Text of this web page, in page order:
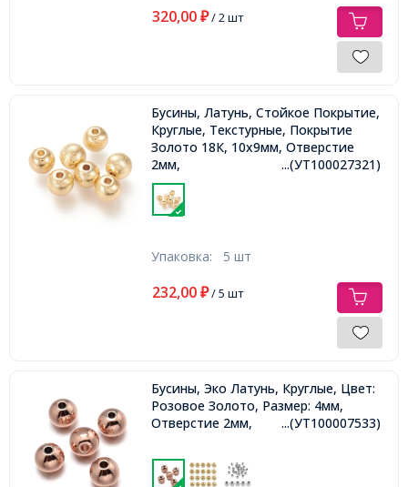
320,00 ₽/ 2 шт
Бусины, Латунь, Стойкое Покрытие,
Круглые, Текстурные, Покрытие
Золото 18К, 10х9мм, Отверстие
2мм,
...(УТ100027321)
Упаковка: 5 шт
232,00 ₽/ 5 шт
Бусины, Эко Латунь, Круглые, Цвет:
Розовое Золото, Размер: 4мм,
Отверстие 2мм,
...(УТ100007533)